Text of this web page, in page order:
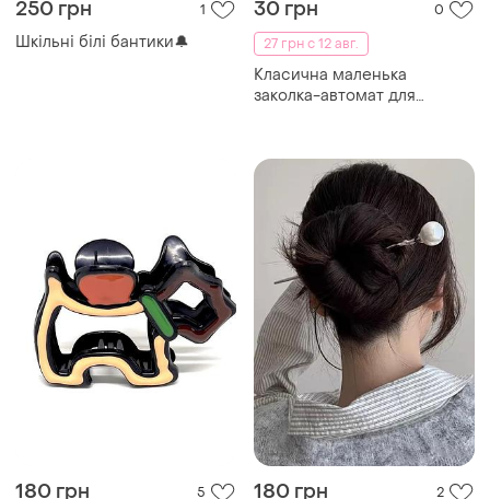
180 грн 5
350 грн -49%
заколка
180 грн 2
New Collection
Китайская палочка для
волос металлическая
металл серебристая